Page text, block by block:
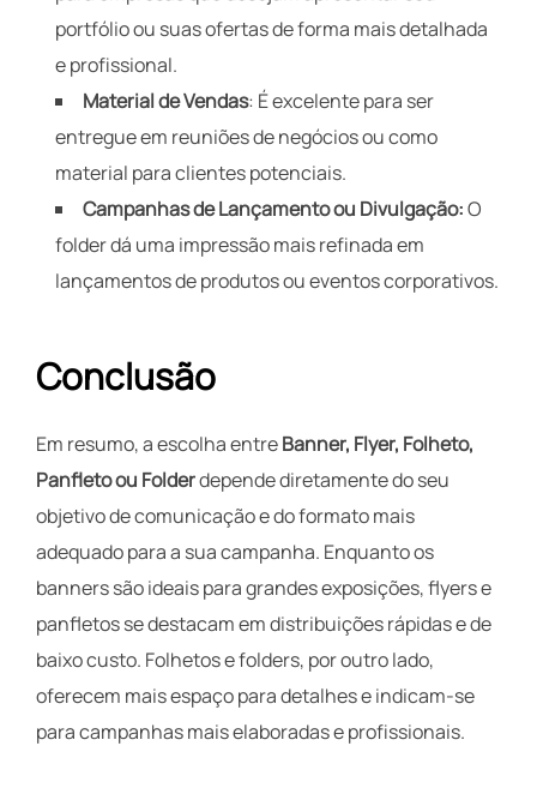
portfólio ou suas ofertas de forma mais detalhada
e profissional.
Material de Vendas: É excelente para ser
entregue em reuniões de negócios ou como
material para clientes potenciais.
Campanhas de Lançamento ou Divulgação:O
folder dá uma impressão mais refinada em
lançamentos de produtos ou eventos corporativos.
Conclusão
Em resumo, a escolha entreBanner, Flyer, Folheto,
Panfleto ou Folderdepende diretamente do seu
objetivo de comunicação e do formato mais
adequado para a sua campanha. Enquanto os
banners são ideais para grandes exposições, flyers e
panfletos se destacam em distribuições rápidas e de
baixo custo. Folhetos e folders, por outro lado,
oferecem mais espaço para detalhes e indicam-se
para campanhas mais elaboradas e profissionais.